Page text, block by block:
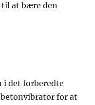
at bære den
i det forberedte
for at